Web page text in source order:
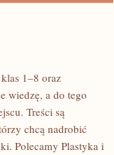
1–8 oraz
wiedzę, a do tego
Treści są
chcą nadrobić
Polecamy Plastyka i